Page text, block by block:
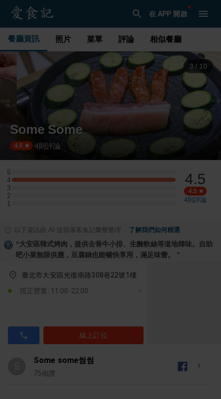
在 APP 開啟
餐廳資訊 照片 菜單 評論 相似餐廳
3 / 10
Some Some
4.5 ·4則評論
5
5 星：0 則評論
4
4 星：1 則評論
3
3 星：0 則評論
2
2 星：0 則評論
1
1 星：0 則評論
4.5
4.5
4則評論
以下資訊由 AI 從部落客食記彙整整理 了解我們如何精選
“大安區韓式烤肉，提供去骨牛小排、生醃軟絲等道地韓味。自助
吧小菜無限供應，豆腐鍋也能暢快享用，滿足味蕾。 ”
臺北市大安區光復南路308巷22號1樓
現正營業: 11:00-22:00
線上訂位
Some some썸썸
75個讚